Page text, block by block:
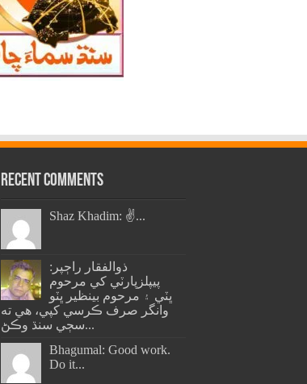
Recent Comments
Shaz Khadim: ✌️...
ذوالفقار راڄپر:
پيپلزپارٽي کي مرحوم
ڀٽي ۽ مرحوم بينظير ڀٽو
وانگر صرف ڪرسي کپي، هي ته
سڄي سنڌ وڪڻ...
Bhagumal: Good work.
Do it...